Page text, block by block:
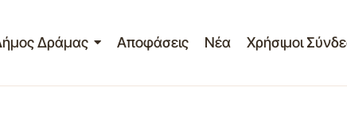
Δράμας Αποφάσεις Νέα Χρήσιμοι